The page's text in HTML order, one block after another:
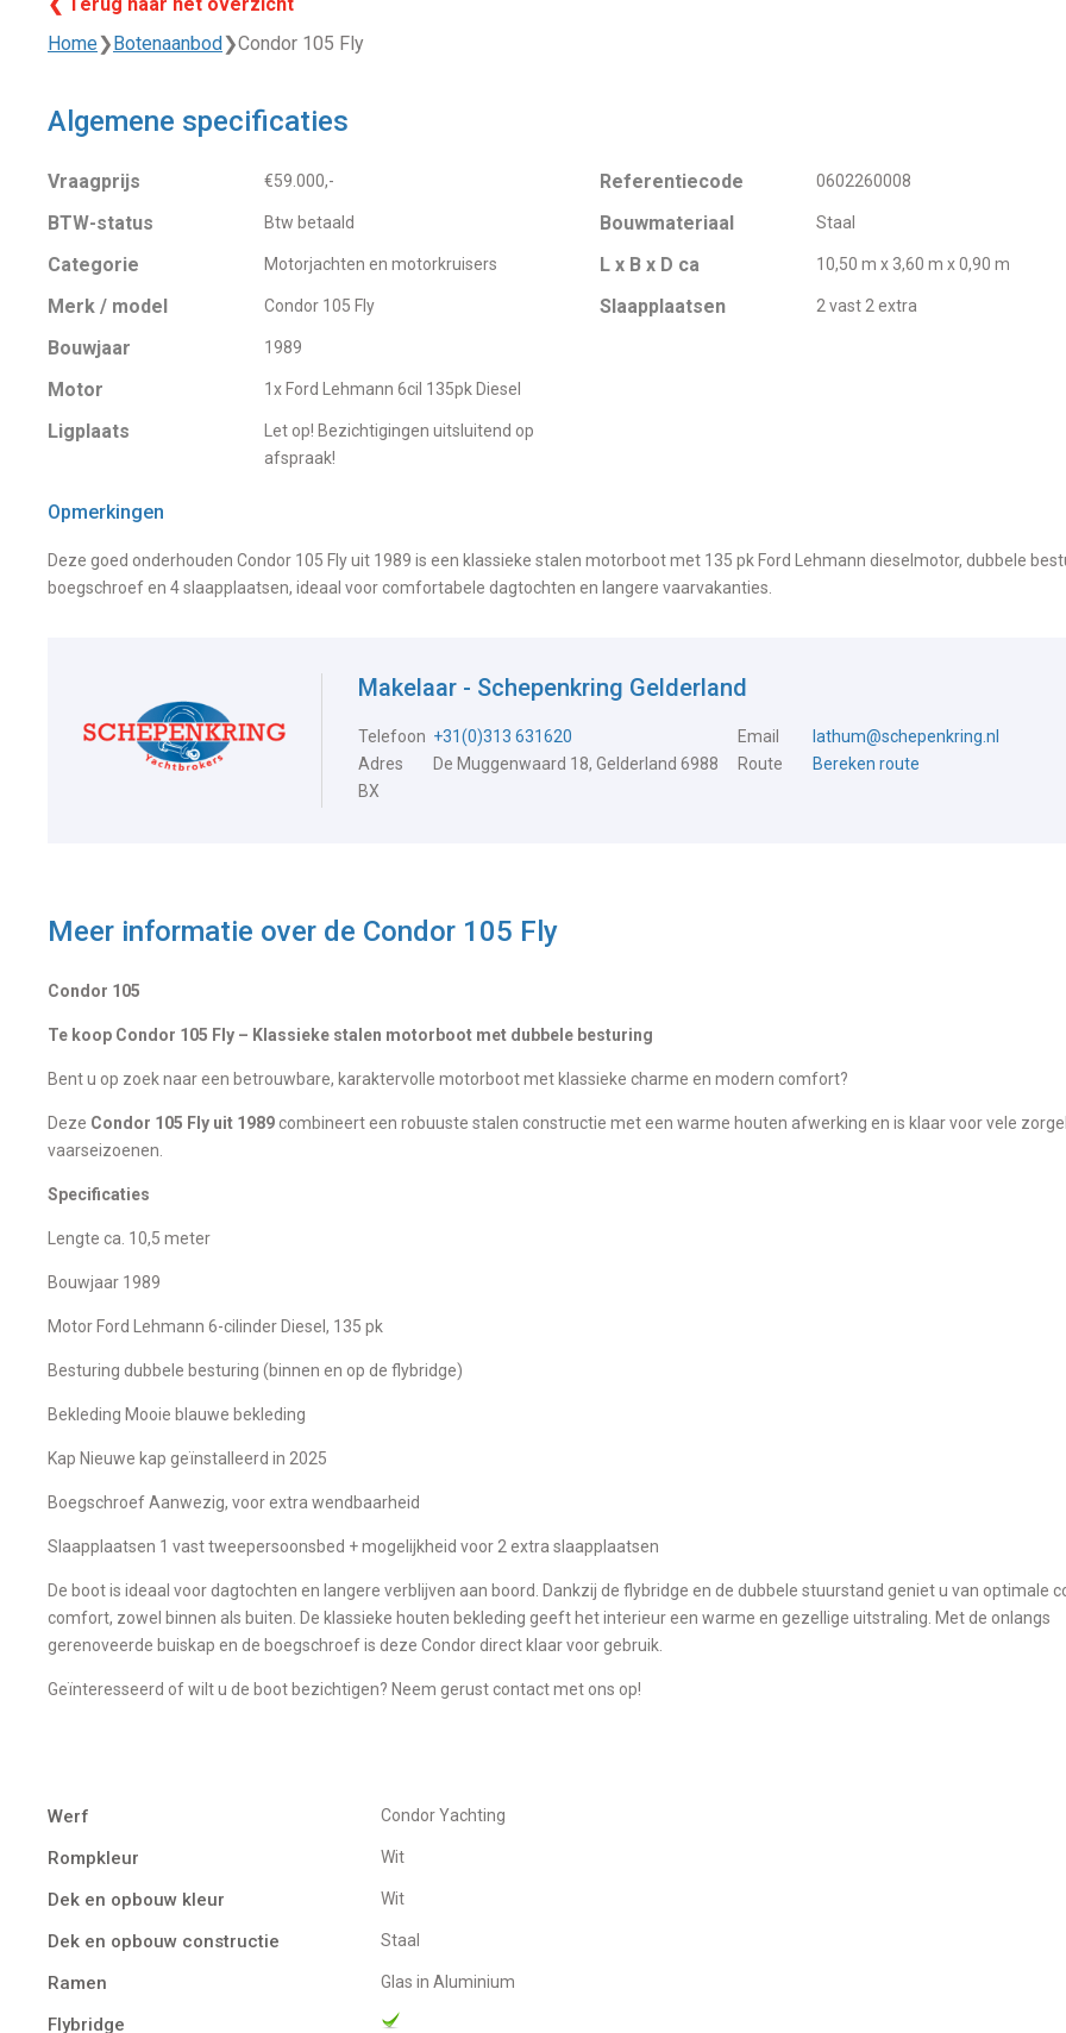
❮ Terug naar het overzicht
Home❯ Botenaanbod ❯Condor 105 Fly
Algemene specificaties
Vraagprijs €59.000,-
BTW-status Btw betaald
Categorie Motorjachten en motorkruisers
Merk / model Condor 105 Fly
Bouwjaar 1989
Motor 1x Ford Lehmann 6cil 135pk Diesel
Ligplaats
Let op! Bezichtigingen uitsluitend op
afspraak!
Referentiecode 0602260008
Bouwmateriaal Staal
L x B x D ca 10,50 m x 3,60 m x 0,90 m
Slaapplaatsen 2 vast 2 extra
Opmerkingen
Deze goed onderhouden Condor 105 Fly uit 1989 is een klassieke stalen motorboot met 135 pk Ford Lehmann dieselmotor, dubbele
boegschroef en 4 slaapplaatsen, ideaal voor comfortabele dagtochten en langere vaarvakanties.
Makelaar - Schepenkring Gelderland
Telefoon +31(0)313 631620 Email
lathum@schepenkring.nl
Adres
De Muggenwaard 18, Gelderland 6988
BX
Route Bereken route
Meer informatie over de Condor 105 Fly
Condor 105
Te koop Condor 105 Fly – Klassieke stalen motorboot met dubbele besturing
Bent u op zoek naar een betrouwbare, karaktervolle motorboot met klassieke charme en modern comfort?
Deze Condor 105 Fly uit 1989combineert een robuuste stalen constructie met een warme houten afwerking en is klaar voor vele
vaarseizoenen.
Specificaties
Lengte ca. 10,5 meter
Bouwjaar 1989
Motor Ford Lehmann 6-cilinder Diesel, 135 pk
Besturing dubbele besturing (binnen en op de flybridge)
Bekleding Mooie blauwe bekleding
Kap Nieuwe kap geïnstalleerd in 2025
Boegschroef Aanwezig, voor extra wendbaarheid
Slaapplaatsen 1 vast tweepersoonsbed + mogelijkheid voor 2 extra slaapplaatsen
De boot is ideaal voor dagtochten en langere verblijven aan boord. Dankzij de flybridge en de dubbele stuurstand geniet u van optimale
comfort, zowel binnen als buiten. De klassieke houten bekleding geeft het interieur een warme en gezellige uitstraling. Met de onlangs
gerenoveerde buiskap en de boegschroef is deze Condor direct klaar voor gebruik.
Geïnteresseerd of wilt u de boot bezichtigen? Neem gerust contact met ons op!
Werf Condor Yachting
Rompkleur Wit
Dek en opbouw kleur Wit
Dek en opbouw constructie Staal
Ramen glas in Aluminium
Flybridge